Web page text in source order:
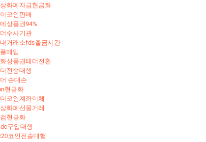
화폐자금현금화
코인판매
상품권94%
수사기관
거래소fds출금시간
매입
상품권테더전환
전송대행
손대손
현금화
코인계좌이체
화폐선물거래
현금화
구입대행
코인전송대행